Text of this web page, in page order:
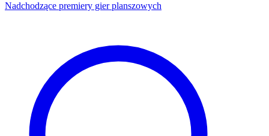
Nadchodzące premiery gier planszowych